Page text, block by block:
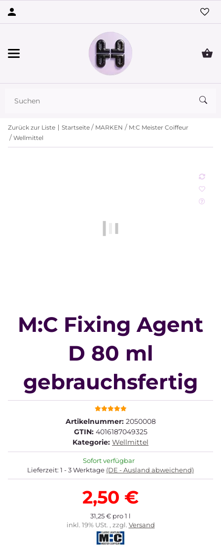
Zurück zur Liste Startseite MARKEN
M:C Meister Coiffeur
Wellmittel
M:C Fixing Agent
D 80 ml
gebrauchsfertig
Artikelnummer: 2050008
GTIN: 4016187049325
Kategorie: Wellmittel
Sofort verfügbar
Lieferzeit: 1 - 3 Werktage (DE - Ausland abweichend)
2,50 €
31,25 € pro 1 l
inkl. 19% USt. , zzgl. Versand